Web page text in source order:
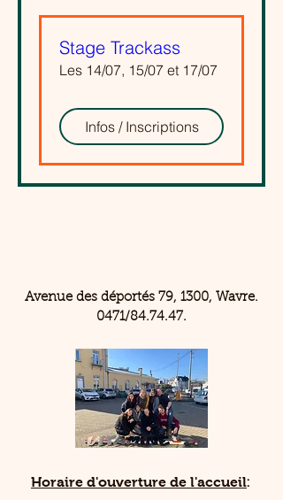
Stage Trackass
Les 14/07, 15/07 et 17/07
Infos / Inscriptions
Avenue des déportés 79, 1300, Wavre.
0471/84.74.47.
Horaire d'ouverture de l'accueil: